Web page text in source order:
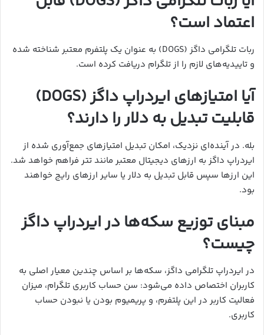
اعتماد است؟
ربات تلگرامی داگز (DOGS) به عنوان یک پلتفرم معتبر شناخته شده
و تاییدیه‌های لازم را از تلگرام دریافت کرده است.
آیا امتیازهای ایردراپ داگز (DOGS)
قابلیت تبدیل به دلار را دارند؟
بله. در آینده‌ای نزدیک، امکان تبدیل امتیازهای جمع‌آوری شده از
ایردراپ داگز به ارزهای دیجیتال معتبر مانند تتر فراهم خواهد شد.
این ارزها سپس قابل تبدیل به دلار یا سایر ارزهای رایج خواهند
بود.
مبنای توزیع سکه‌ها در ایردراپ داگز
چیست؟
در ایردراپ تلگرامی داگز، سکه‌ها بر اساس چندین معیار اصلی به
کاربران اختصاص داده می‌شود: سن حساب کاربری تلگرام، میزان
فعالیت کاربر در این پلتفرم، و پریمیوم بودن یا نبودن حساب
کاربری.